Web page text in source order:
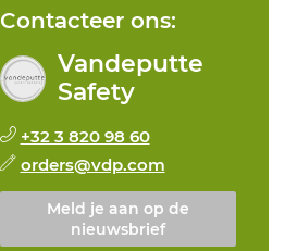
Contacteer ons:
Vandeputte
Safety
+32 3 820 98 60
orders@vdp.com
Meld je aan op de
nieuwsbrief